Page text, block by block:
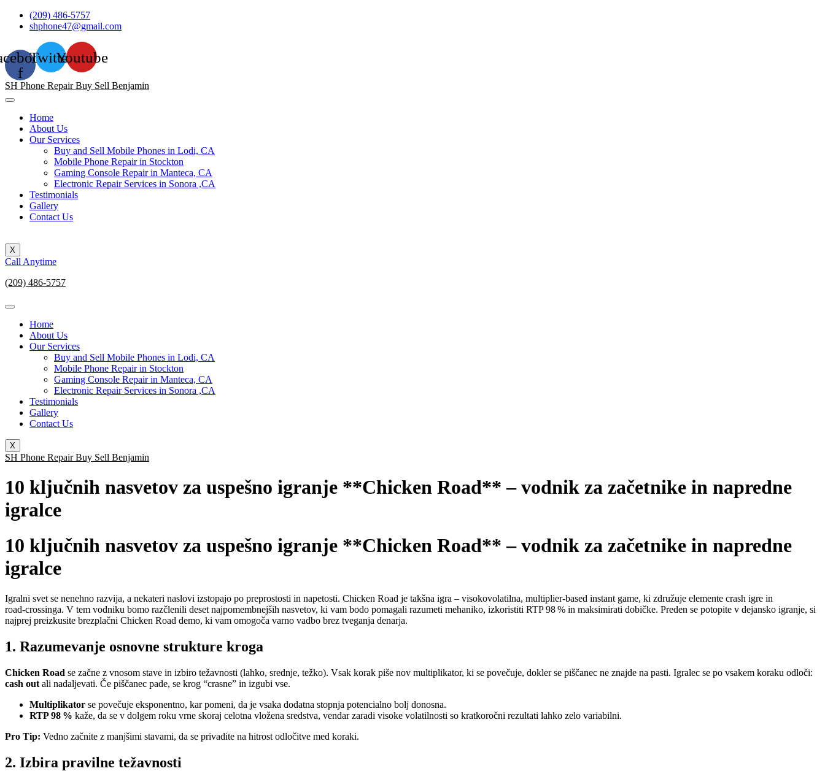
Skip
(209) 486-5757
shphone47@gmail.com
f
TwitterYoutube
SH Phone Repair Buy Sell Benjamin
Home
About Us
Our Services
Buy and Sell Mobile Phones in Lodi, CA
Mobile Phone Repair in Stockton
Gaming Console Repair in Manteca, CA
Electronic Repair Services in Sonora ,CA
Testimonials
Gallery
Contact Us
X
Call Anytime
(209) 486-5757
Home
About Us
Our Services
Buy and Sell Mobile Phones in Lodi, CA
Mobile Phone Repair in Stockton
Gaming Console Repair in Manteca, CA
Electronic Repair Services in Sonora ,CA
Testimonials
Gallery
Contact Us
X
SH Phone Repair Buy Sell Benjamin
10 ključnih nasvetov za uspešno igranje **Chicken Road** – vodnik za začetnike in napredne
igralce
10 ključnih nasvetov za uspešno igranje **Chicken Road** – vodnik za začetnike in napredne
igralce
Igralni svet se nenehno razvija, a nekateri naslovi izstopajo po preprostosti in napetosti. Chicken Road je takšna igra – visokovolatilna, multiplier‑based instant game, ki združuje elemente crash igre in
road‑crossinga. V tem vodniku bomo razčlenili deset najpomembnejših nasvetov, ki vam bodo pomagali razumeti mehaniko, izkoristiti RTP 98 % in maksimirati dobičke. Preden se potopite v dejansko igranje, si
najprej preizkusite brezplačni Chicken Road demo, ki vam omogoča varno vadbo brez tveganja denarja.
1. Razumevanje osnovne strukture kroga
Chicken Road se začne z vnosom stave in izbiro težavnosti (lahko, srednje, težko). Vsak korak piše nov multiplikator, ki se povečuje, dokler se piščanec ne znajde na pasti. Igralec se po vsakem koraku odloči:
cash out ali nadaljevati. Če piščanec pade, se krog “crasne” in izgubi vse.
Multiplikator se povečuje eksponentno, kar pomeni, da je vsaka dodatna stopnja potencialno bolj donosna.
RTP 98 % kaže, da se v dolgem roku vrne skoraj celotna vložena sredstva, vendar zaradi visoke volatilnosti so kratkoročni rezultati lahko zelo variabilni.
Pro Tip: Vedno začnite z manjšimi stavami, da se privadite na hitrost odločitve med koraki.
2. Izbira pravilne težavnosti